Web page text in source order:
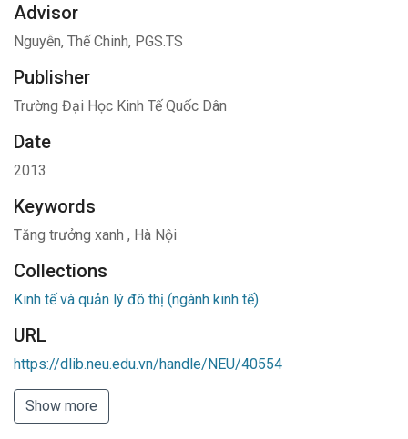
Advisor
Nguyễn, Thế Chinh, PGS.TS
Publisher
Trường Đại Học Kinh Tế Quốc Dân
Date
2013
Keywords
Tăng trưởng xanh , Hà Nội
Collections
Kinh tế và quản lý đô thị (ngành kinh tế)
URL
https://dlib.neu.edu.vn/handle/NEU/40554
Show more